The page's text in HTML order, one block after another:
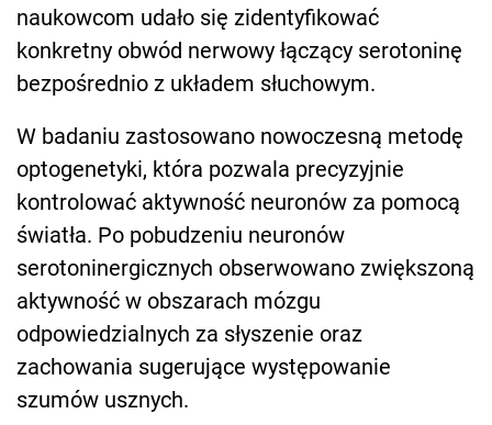
naukowcom udało się zidentyfikować
konkretny obwód nerwowy łączący serotoninę
bezpośrednio z układem słuchowym.
W badaniu zastosowano nowoczesną metodę
optogenetyki, która pozwala precyzyjnie
kontrolować aktywność neuronów za pomocą
światła. Po pobudzeniu neuronów
serotoninergicznych obserwowano zwiększoną
aktywność w obszarach mózgu
odpowiedzialnych za słyszenie oraz
zachowania sugerujące występowanie
szumów usznych.